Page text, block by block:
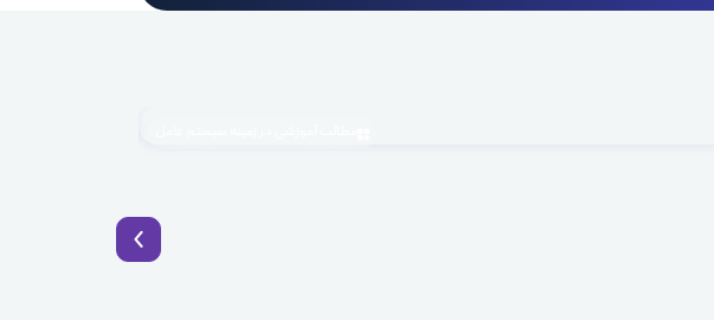
BaaS چیست؟ راهکار نوین توسعه سریع اپلیکیشن با Backend as a Service